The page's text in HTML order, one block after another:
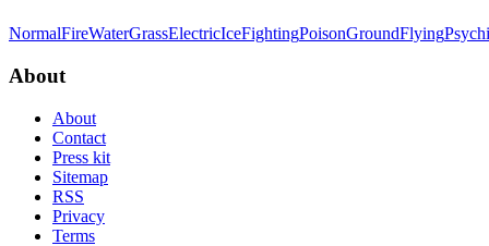
NormalFireWaterGrassElectricIceFightingPoisonGroundFlying
About
About
Contact
Press kit
Sitemap
RSS
Privacy
Terms